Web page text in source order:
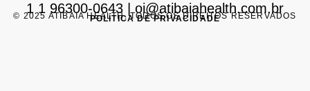
1 1 96300-0643 |oi@atibaiahealth.com.br
© 2025 ATIBAIA HEALTH. TODOS OS DIREITOS RESERVADOS
POLÍTICA DE PRIVACIDADE